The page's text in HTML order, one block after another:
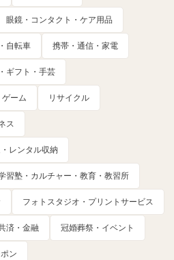
眼鏡・コンタクト・ケア用品
自転車 携帯・通信・家電
ギフト・手芸
ーム リサイクル
ス
レンタル収納
習塾・カルチャー・教育・教習所
フォトスタジオ・プリントサービス
済・金融 冠婚葬祭・イベント
ン